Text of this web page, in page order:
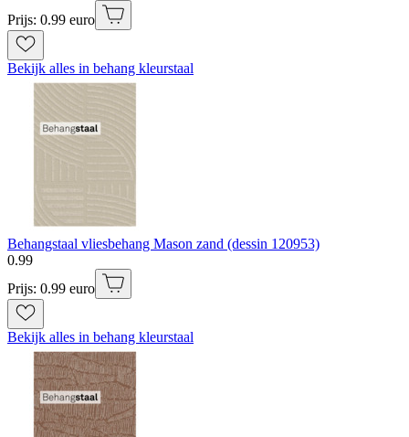
Prijs: 0.99 euro
Bekijk alles in behang kleurstaal
Behangstaal vliesbehang Mason zand (dessin 120953)
0.99
Prijs: 0.99 euro
Bekijk alles in behang kleurstaal